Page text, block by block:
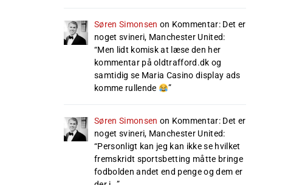
Søren Simonsen on Kommentar: Det er
noget svineri, Manchester United:
“Men lidt komisk at læse den her
kommentar på oldtrafford.dk og
samtidig se Maria Casino display ads
komme rullende
”
Søren Simonsen on Kommentar: Det er
noget svineri, Manchester United:
“Personligt kan jeg kan ikke se hvilket
fremskridt sportsbetting måtte bringe
fodbolden andet end penge og dem er